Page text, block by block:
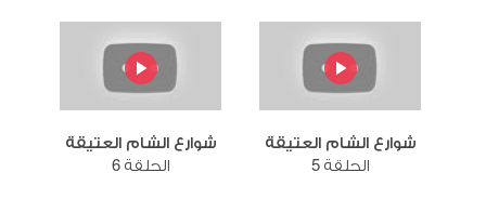
شوارع الشام العتيقة
الحلقة 5
شوارع الشام العتيقة
الحلقة 6